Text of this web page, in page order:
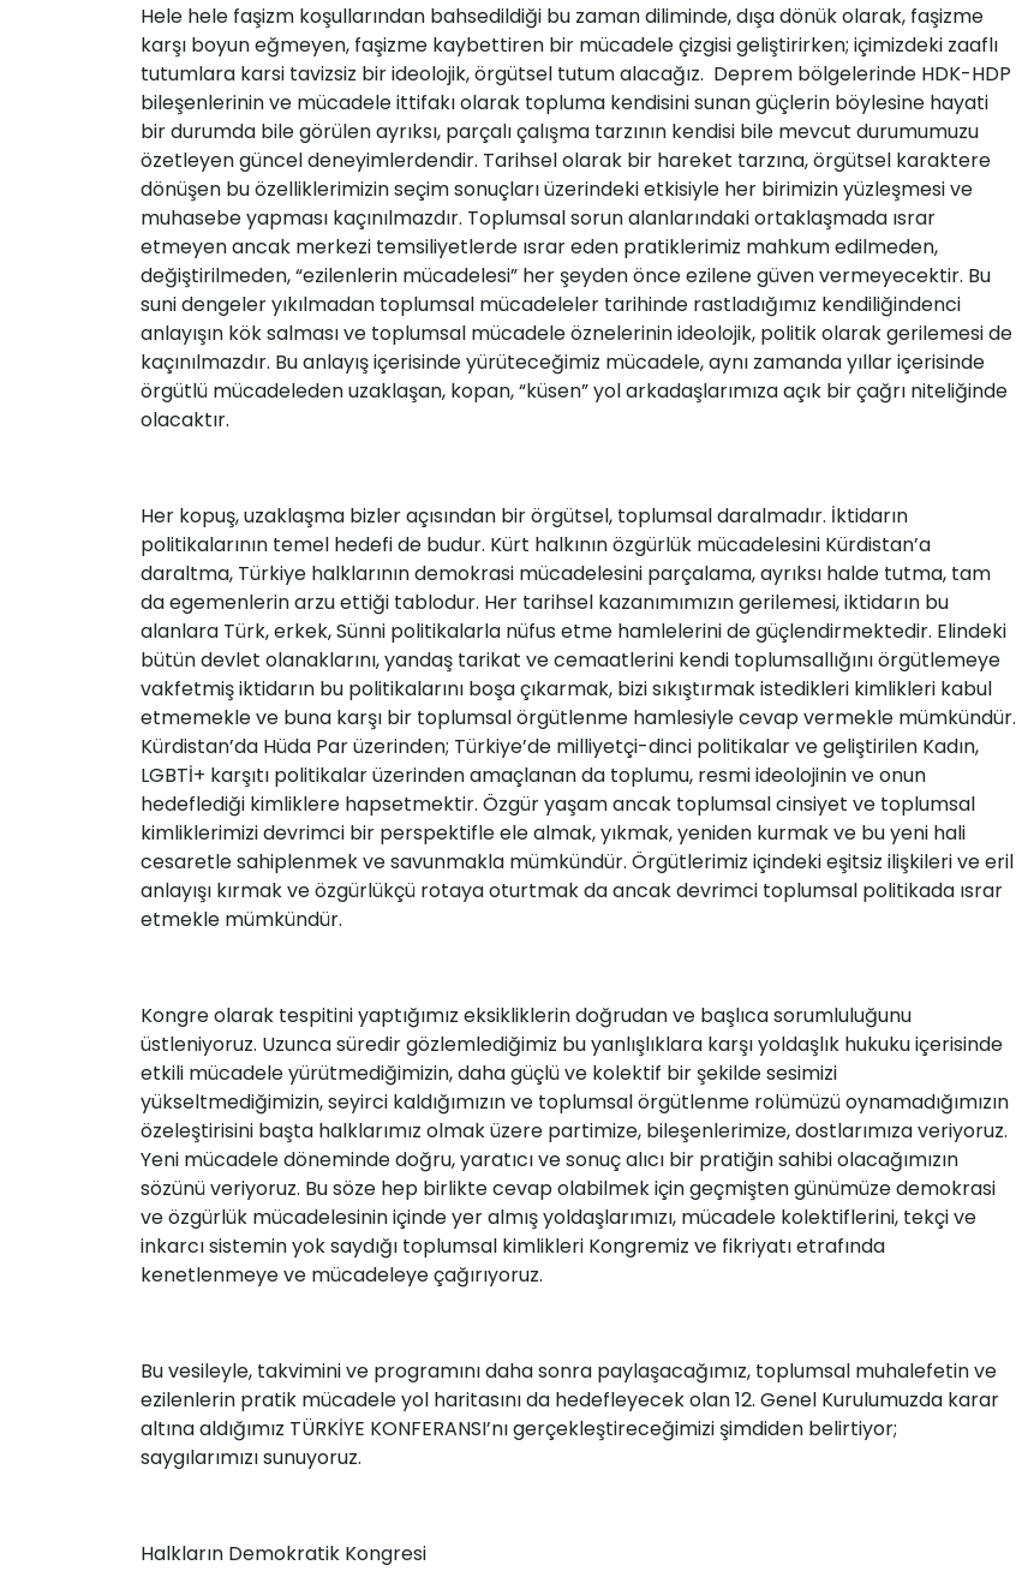
Hele hele faşizm koşullarından bahsedildiği bu zaman diliminde, dışa dönük olarak, faşizme
karşı boyun eğmeyen, faşizme kaybettiren bir mücadele çizgisi geliştirirken; içimizdeki zaaflı
tutumlara karsi tavizsiz bir ideolojik, örgütsel tutum alacağız. Deprem bölgelerinde HDK-HDP
bileşenlerinin ve mücadele ittifakı olarak topluma kendisini sunan güçlerin böylesine hayati
bir durumda bile görülen ayrıksı, parçalı çalışma tarzının kendisi bile mevcut durumumuzu
özetleyen güncel deneyimlerdendir. Tarihsel olarak bir hareket tarzına, örgütsel karaktere
dönüşen bu özelliklerimizin seçim sonuçları üzerindeki etkisiyle her birimizin yüzleşmesi ve
muhasebe yapması kaçınılmazdır. Toplumsal sorun alanlarındaki ortaklaşmada ısrar
etmeyen ancak merkezi temsiliyetlerde ısrar eden pratiklerimiz mahkum edilmeden,
değiştirilmeden, “ezilenlerin mücadelesi” her şeyden önce ezilene güven vermeyecektir. Bu
suni dengeler yıkılmadan toplumsal mücadeleler tarihinde rastladığımız kendiliğindenci
anlayışın kök salması ve toplumsal mücadele öznelerinin ideolojik, politik olarak gerilemesi de
kaçınılmazdır. Bu anlayış içerisinde yürüteceğimiz mücadele, aynı zamanda yıllar içerisinde
örgütlü mücadeleden uzaklaşan, kopan, “küsen” yol arkadaşlarımıza açık bir çağrı niteliğinde
olacaktır.
Her kopuş, uzaklaşma bizler açısından bir örgütsel, toplumsal daralmadır. İktidarın
politikalarının temel hedefi de budur. Kürt halkının özgürlük mücadelesini Kürdistan’a
daraltma, Türkiye halklarının demokrasi mücadelesini parçalama, ayrıksı halde tutma, tam
da egemenlerin arzu ettiği tablodur. Her tarihsel kazanımımızın gerilemesi, iktidarın bu
alanlara Türk, erkek, Sünni politikalarla nüfus etme hamlelerini de güçlendirmektedir. Elindeki
bütün devlet olanaklarını, yandaş tarikat ve cemaatlerini kendi toplumsallığını örgütlemeye
vakfetmiş iktidarın bu politikalarını boşa çıkarmak, bizi sıkıştırmak istedikleri kimlikleri kabul
etmemekle ve buna karşı bir toplumsal örgütlenme hamlesiyle cevap vermekle mümkündür.
Kürdistan’da Hüda Par üzerinden; Türkiye’de milliyetçi-dinci politikalar ve geliştirilen Kadın,
LGBTİ+ karşıtı politikalar üzerinden amaçlanan da toplumu, resmi ideolojinin ve onun
hedeflediği kimliklere hapsetmektir. Özgür yaşam ancak toplumsal cinsiyet ve toplumsal
kimliklerimizi devrimci bir perspektifle ele almak, yıkmak, yeniden kurmak ve bu yeni hali
cesaretle sahiplenmek ve savunmakla mümkündür. Örgütlerimiz içindeki eşitsiz ilişkileri ve eril
anlayışı kırmak ve özgürlükçü rotaya oturtmak da ancak devrimci toplumsal politikada ısrar
etmekle mümkündür.
Kongre olarak tespitini yaptığımız eksikliklerin doğrudan ve başlıca sorumluluğunu
üstleniyoruz. Uzunca süredir gözlemlediğimiz bu yanlışlıklara karşı yoldaşlık hukuku içerisinde
etkili mücadele yürütmediğimizin, daha güçlü ve kolektif bir şekilde sesimizi
yükseltmediğimizin, seyirci kaldığımızın ve toplumsal örgütlenme rolümüzü oynamadığımızın
özeleştirisini başta halklarımız olmak üzere partimize, bileşenlerimize, dostlarımıza veriyoruz.
Yeni mücadele döneminde doğru, yaratıcı ve sonuç alıcı bir pratiğin sahibi olacağımızın
sözünü veriyoruz. Bu söze hep birlikte cevap olabilmek için geçmişten günümüze demokrasi
ve özgürlük mücadelesinin içinde yer almış yoldaşlarımızı, mücadele kolektiflerini, tekçi ve
inkarcı sistemin yok saydığı toplumsal kimlikleri Kongremiz ve fikriyatı etrafında
kenetlenmeye ve mücadeleye çağırıyoruz.
Bu vesileyle, takvimini ve programını daha sonra paylaşacağımız, toplumsal muhalefetin ve
ezilenlerin pratik mücadele yol haritasını da hedefleyecek olan 12. Genel Kurulumuzda karar
altına aldığımız TÜRKİYE KONFERANSI’nı gerçekleştireceğimizi şimdiden belirtiyor;
saygılarımızı sunuyoruz.
Halkların Demokratik Kongresi